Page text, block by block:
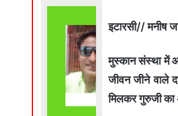
इटारसी// मनीष
मुस्कान संस्था में
जीवन जीने वाले
मिलकर गुरुजी का